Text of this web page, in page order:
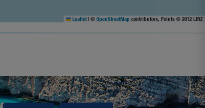
Leaflet | © OpenStreetMap contributors, Points © 2012 LINZ